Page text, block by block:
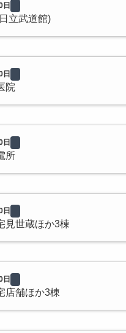
日
立武道館)
日
院
日
所
日
見世蔵ほか3棟
日
店舗ほか3棟